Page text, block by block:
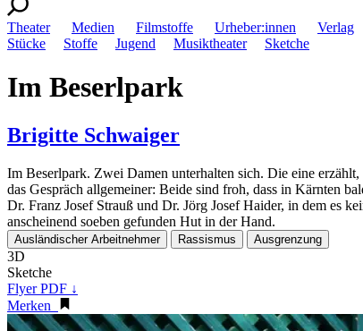
Theater Medien Filmstoffe Urheber:innen
Verlag
Stücke
Stoffe Jugend Musiktheater Sketche
Im Beserlpark
Brigitte Schwaiger
Im Beserlpark. Zwei Damen unterhalten sich. Die eine
das Gespräch allgemeiner: Beide sind froh, dass in Kärnten
Dr. Franz Josef Strauß und Dr. Jörg Josef Haider, in dem es
anscheinend soeben gefunden Hut in der Hand.
Ausländischer Arbeitnehmer Rassismus Ausgrenzung
3D
Sketche
Flyer PDF ↓
Merken